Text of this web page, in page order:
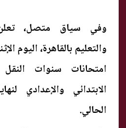
وفي سياق متصل، ​تعلن
والتعليم بالقاهرة، اليوم
امتحانات سنوات النقل
الابتدائي والإعدادي
الحالي.